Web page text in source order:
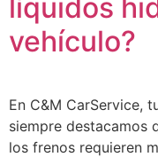
líquidos
vehículo?
En C&M CarService,
siempre destacamos
los frenos requieren